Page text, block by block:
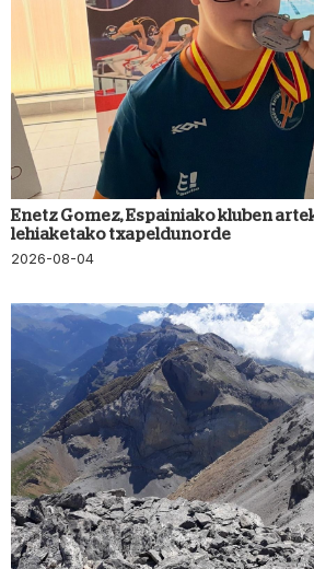
Enetz Gomez, Espainiako kluben
lehiaketako txapeldunorde
2026-08-04